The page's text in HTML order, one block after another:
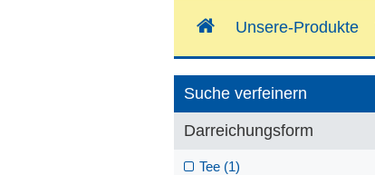
Unsere-Produkte
Suche verfeinern
Darreichungsform
Tee (1)